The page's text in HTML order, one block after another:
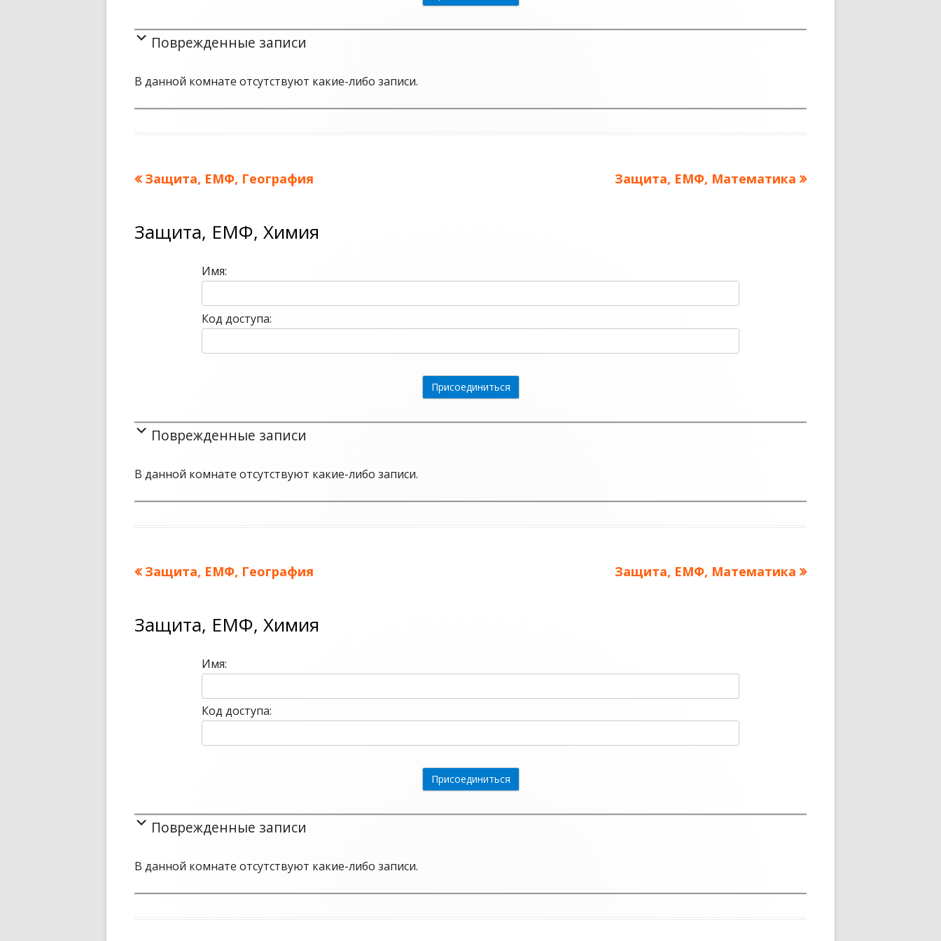
Поврежденные записи
В данной комнате отсутствуют какие-либо записи.
Навигация
записям
Предыдущая
Защита, ЕМФ, География
Следующая
Защита, ЕМФ, Математика
Защита, ЕМФ, Химия
Имя:
Код доступа:
Поврежденные записи
В данной комнате отсутствуют какие-либо записи.
Навигация
записям
Предыдущая
Защита, ЕМФ, География
Следующая
Защита, ЕМФ, Математика
Защита, ЕМФ, Химия
Имя:
Код доступа:
Поврежденные записи
В данной комнате отсутствуют какие-либо записи.